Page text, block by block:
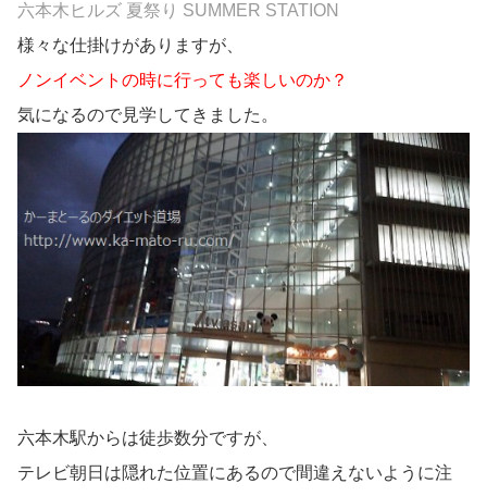
六本木ヒルズ 夏祭り SUMMER STATION
様々な仕掛けがありますが、
ノンイベントの時に行っても楽しいのか？
気になるので見学してきました。
六本木駅からは徒歩数分ですが、
テレビ朝日は隠れた位置にあるので間違えないように注